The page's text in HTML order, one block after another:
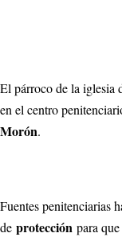
El párroco de la iglesia
en el centro
Morón.
Fuentes penitenciarias
de protección para